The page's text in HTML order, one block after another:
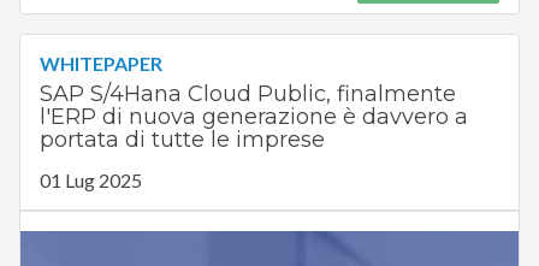
WHITEPAPER
SAP S/4Hana Cloud Public, finalmente
l'ERP di nuova generazione è davvero a
portata di tutte le imprese
01 Lug 2025